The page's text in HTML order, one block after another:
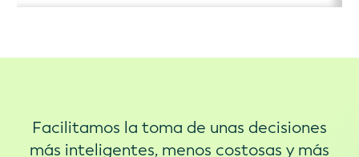
Facilitamos la toma de unas decisiones
más inteligentes, menos costosas y más